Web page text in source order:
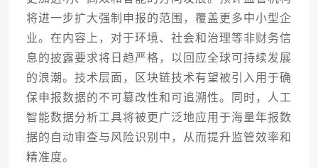
将进一步扩大强制申报的范围，覆盖更多中小型企
业。在内容上，对于环境、社会和治理等非财务信
息的披露要求将日趋严格，以回应全球可持续发展
的浪潮。技术层面，区块链技术有望被引入用于确
保申报数据的不可篡改性和可追溯性。同时，人工
智能数据分析工具将被更广泛地应用于海量年报数
据的自动审查与风险识别中，从而提升监管效率和
精准度。